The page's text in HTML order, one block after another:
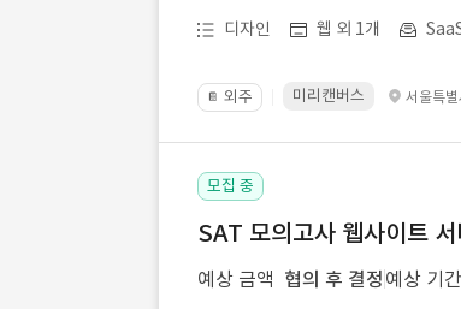
디자인 웹 외 1개
📔 외주 미리캔버스 서울특
모집 중
SAT 모의고사 웹사이트
예상 금액 협의 후 결정 예상 기간